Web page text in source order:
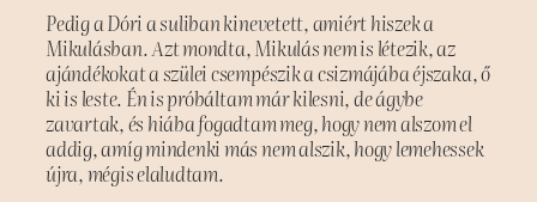
Pedig a Dóri a suliban kinevetett, amiért hiszek a
Mikulásban. Azt mondta, Mikulás nem is létezik, az
ajándékokat a szülei csempészik a csizmájába éjszaka, ő
ki is leste. Én is próbáltam már kilesni, de ágybe
zavartak, és hiába fogadtam meg, hogy nem alszom el
addig, amíg mindenki más nem alszik, hogy lemehessek
újra, mégis elaludtam.